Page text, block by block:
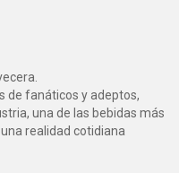
de fanáticos y adeptos,
una de las bebidas más
realidad cotidiana